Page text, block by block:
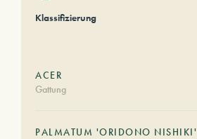
Klassifizierung
ACER
Gattung
PALMATUM 'ORIDONO NISHIKI'